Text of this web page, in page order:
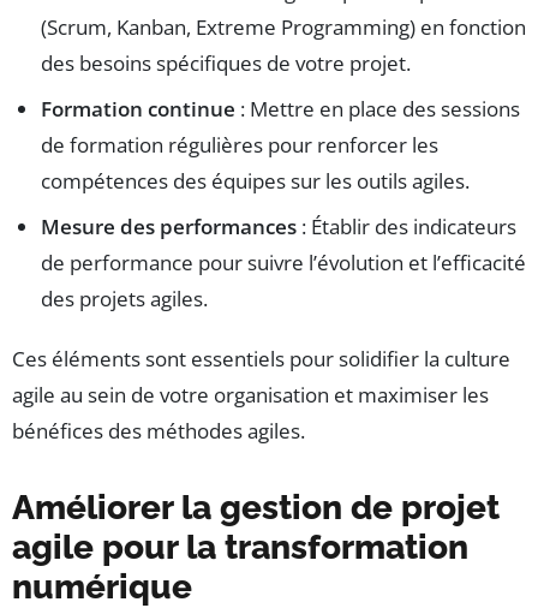
(Scrum, Kanban, Extreme Programming) en fonction
des besoins spécifiques de votre projet.
Formation continue : Mettre en place des sessions
de formation régulières pour renforcer les
compétences des équipes sur les outils agiles.
Mesure des performances : Établir des indicateurs
de performance pour suivre l’évolution et l’efficacité
des projets agiles.
Ces éléments sont essentiels pour solidifier la culture
agile au sein de votre organisation et maximiser les
bénéfices des méthodes agiles.
Améliorer la gestion de projet
agile pour la transformation
numérique